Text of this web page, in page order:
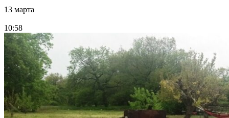
13 марта
10:58